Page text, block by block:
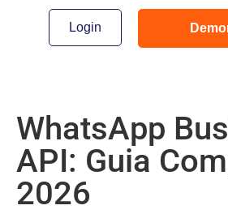
Login
WhatsApp
API: Guia
2026